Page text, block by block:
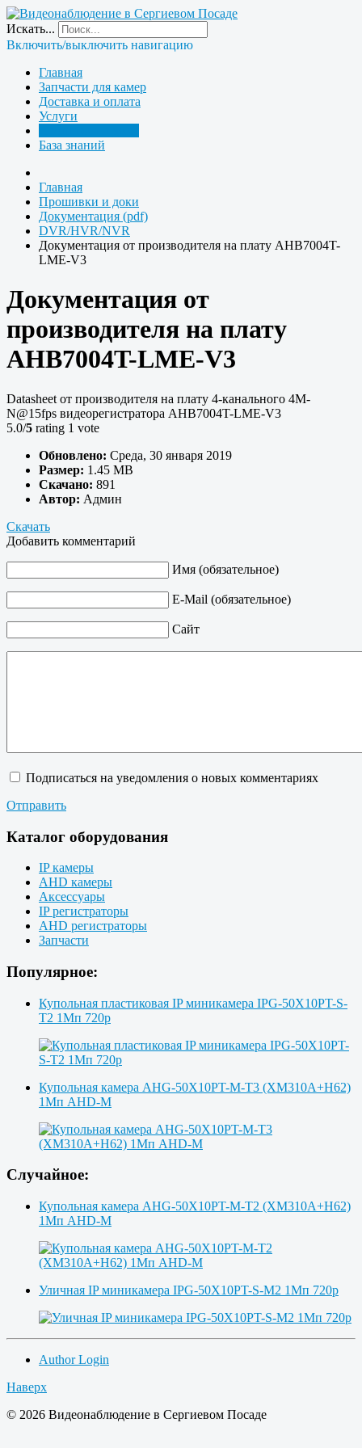
Искать...
Включить/выключить навигацию
Главная
Запчасти для камер
Доставка и оплата
Услуги
База знаний
Главная
Прошивки и доки
Документация (pdf)
DVR/HVR/NVR
Документация от производителя на плату AHB7004T-
LME-V3
Документация от
производителя на плату
AHB7004T-LME-V3
Datasheet от производителя на плату 4-канального 4M-
N@15fps видеорегистратора AHB7004T-LME-V3
5.0/5 rating 1 vote
Обновлено: Среда, 30 января 2019
Размер: 1.45 MB
Скачано: 891
Автор: Админ
Скачать
Добавить комментарий
Имя (обязательное)
E-Mail (обязательное)
Сайт
Подписаться на уведомления о новых комментариях
Отправить
Каталог оборудования
IP камеры
AHD камеры
Аксессуары
IP регистраторы
AHD регистраторы
Запчасти
Популярное:
Купольная пластиковая IP миникамера IPG-50X10PT-S-
T2 1Мп 720p
Купольная камера AHG-50X10PT-M-T3 (XM310A+H62)
1Мп AHD-M
Случайное:
Купольная камера AHG-50X10PT-M-T2 (XM310A+H62)
1Мп AHD-M
Уличная IP миникамера IPG-50X10PT-S-M2 1Мп 720p
Author Login
Наверх
© 2026 Видеонаблюдение в Сергиевом Посаде